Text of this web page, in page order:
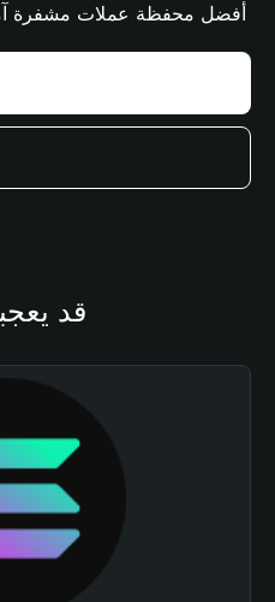
أفضل محفظة عملات مشفرة آمنة يثق بها
قد